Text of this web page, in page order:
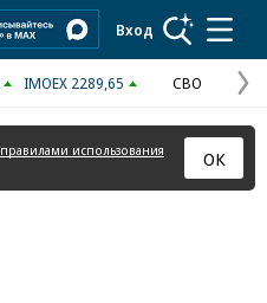
Вход
IMOEX 2289,65 СВО
правилами использования
ОК